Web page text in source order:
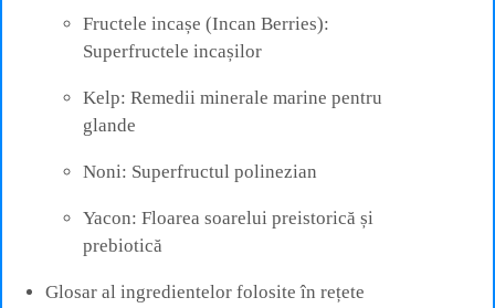
Fructele incașe (Incan Berries):
Superfructele incașilor
Kelp: Remedii minerale marine pentru
glande
Noni: Superfructul polinezian
Yacon: Floarea soarelui preistorică și
prebiotică
Glosar al ingredientelor folosite în rețete